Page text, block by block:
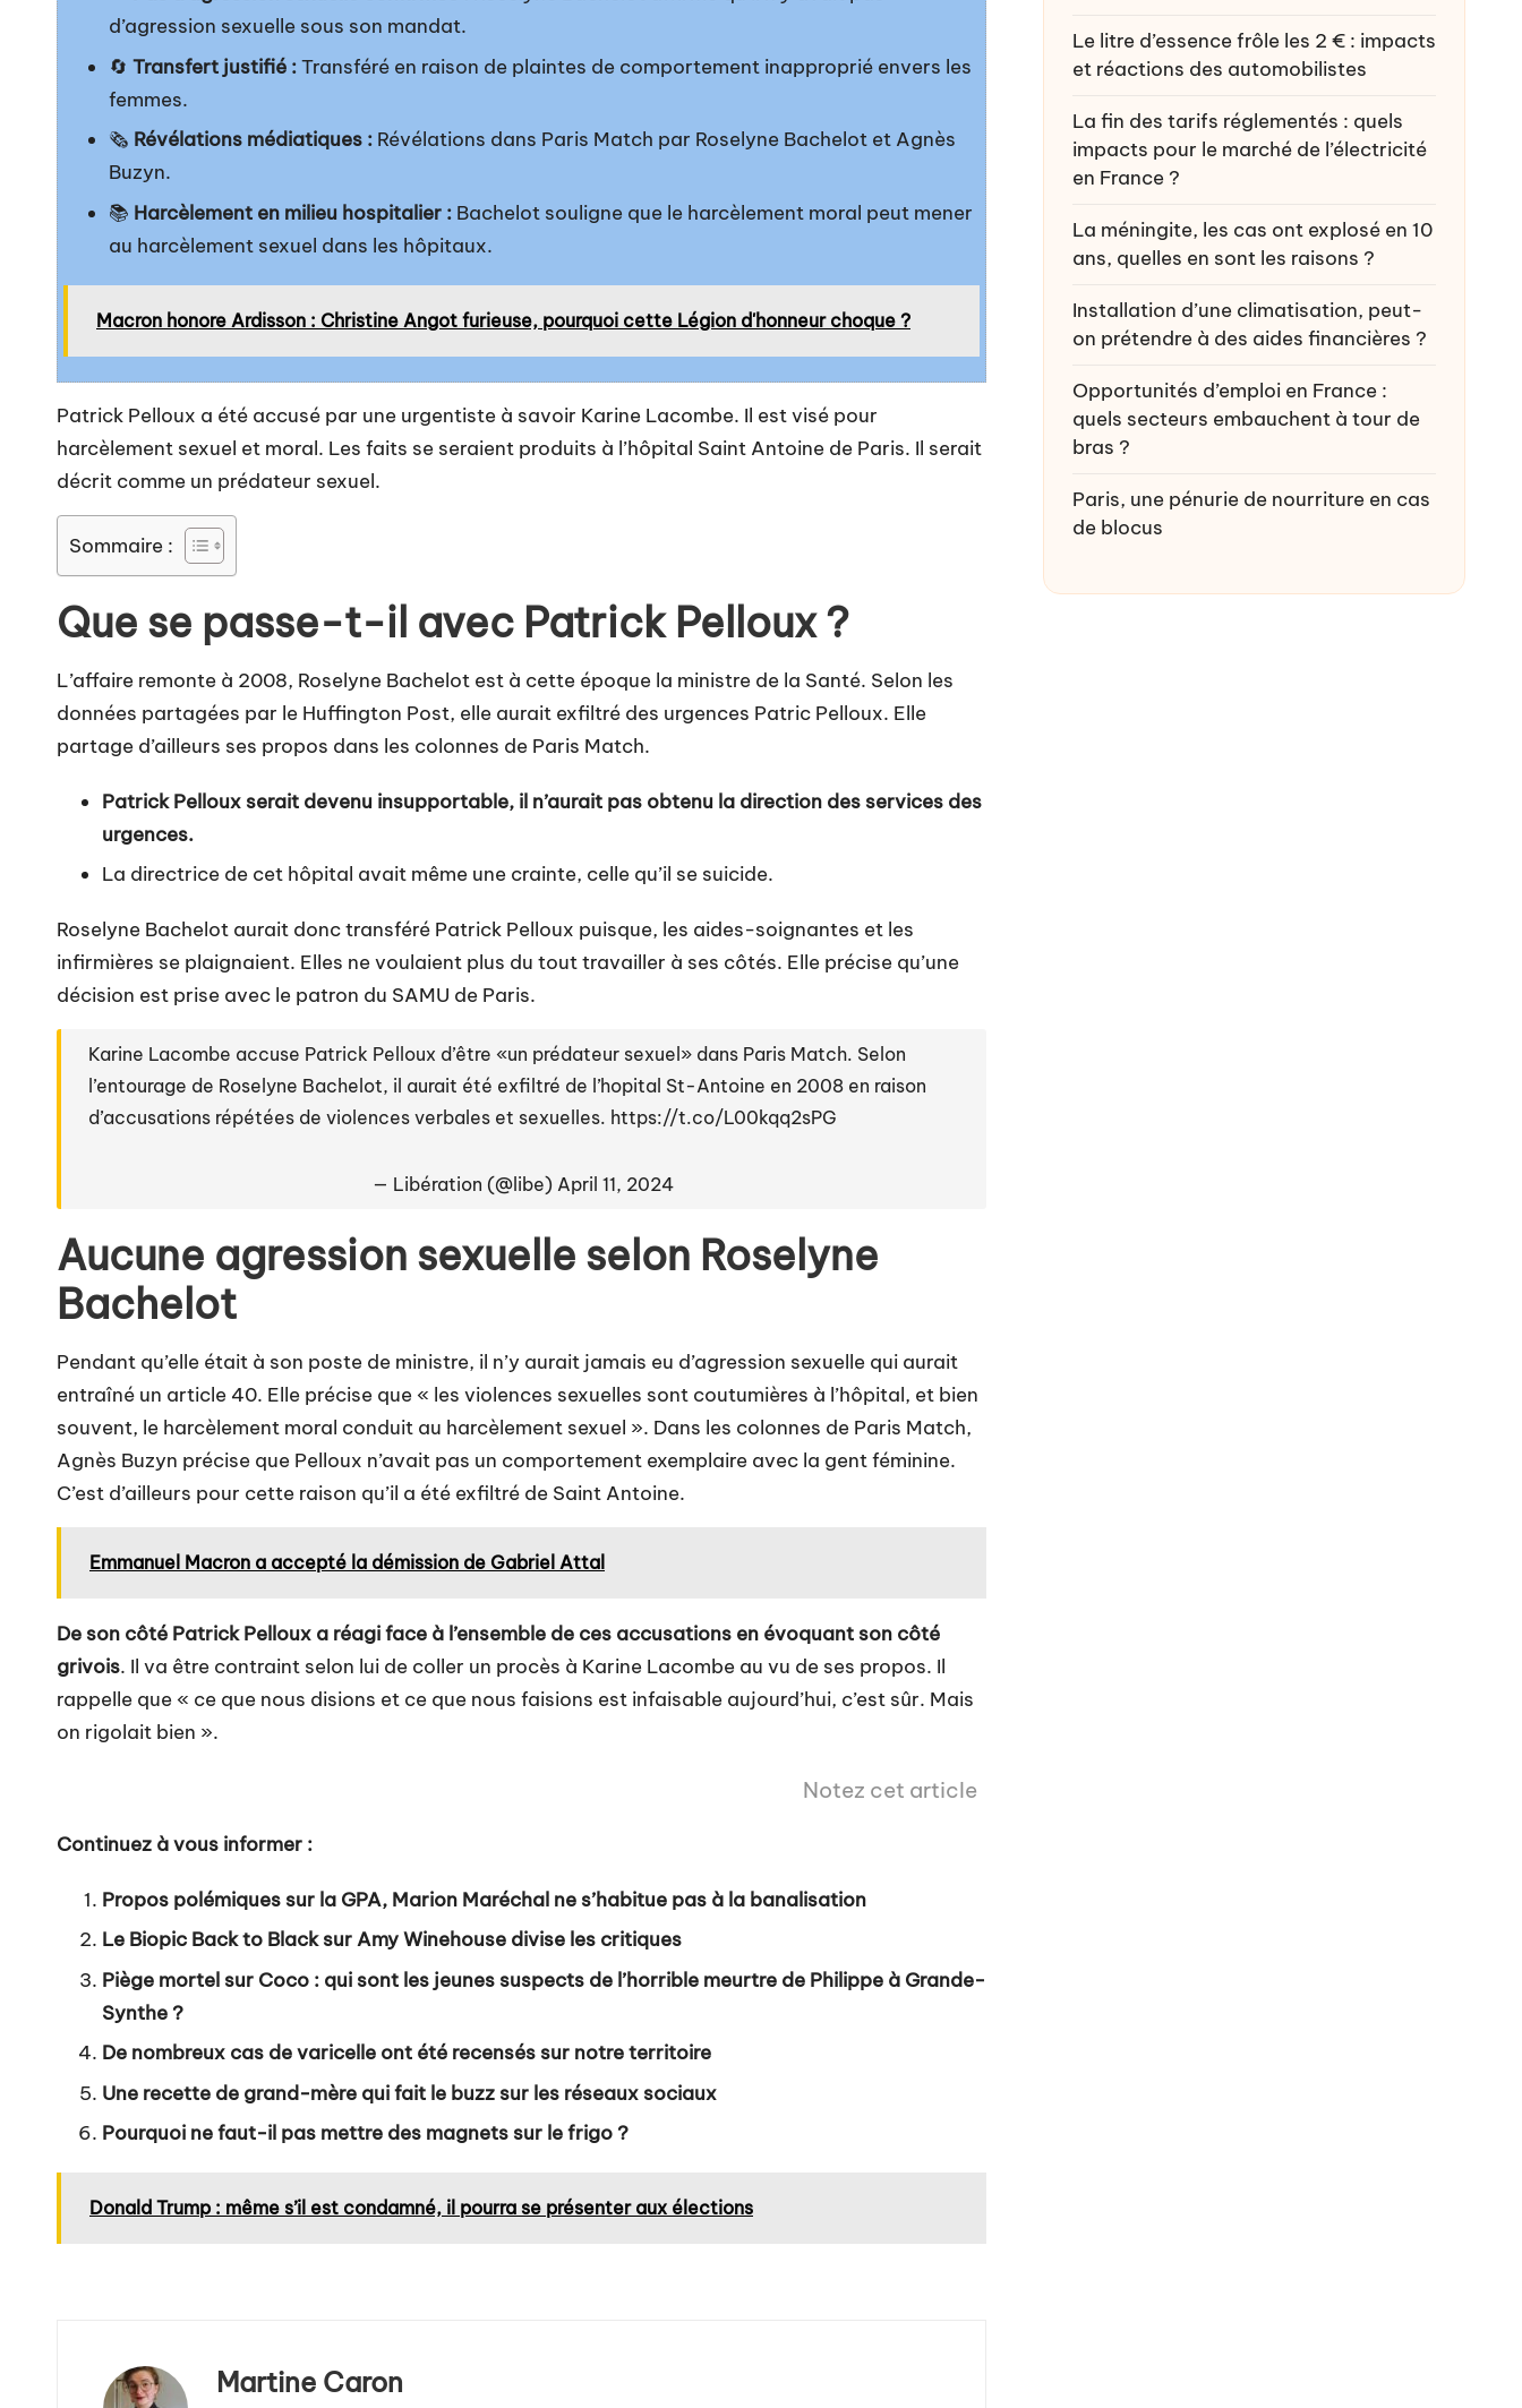
d’agression sexuelle sous son mandat.
🔄 Transfert justifié :Transféré en raison de plaintes de comportement inapproprié envers les
femmes.
🗞️ Révélations médiatiques : Révélations dans Paris Match par Roselyne Bachelot et Agnès
Buzyn.
📚 Harcèlement en milieu hospitalier : Bachelot souligne que le harcèlement moral peut mener
au harcèlement sexuel dans les hôpitaux.
Macron honore Ardisson : Christine Angot furieuse, pourquoi cette Légion d'honneur choque ?
Patrick Pelloux a été accusé par une urgentiste à savoir Karine Lacombe. Il est visé pour
harcèlement sexuel et moral. Les faits se seraient produits à l’hôpital Saint Antoine de Paris. Il serait
décrit comme un prédateur sexuel.
Sommaire :
Que se passe-t-il avec Patrick Pelloux ?
L’affaire remonte à 2008, Roselyne Bachelot est à cette époque la ministre de la Santé. Selon les
données partagées par le Huffington Post, elle aurait exfiltré des urgences Patric Pelloux. Elle
partage d’ailleurs ses propos dans les colonnes de Paris Match.
Patrick Pelloux serait devenu insupportable, il n’aurait pas obtenu la direction des services des
urgences.
La directrice de cet hôpital avait même une crainte, celle qu’il se suicide.
Roselyne Bachelot aurait donc transféré Patrick Pelloux puisque, les aides-soignantes et les
infirmières se plaignaient. Elles ne voulaient plus du tout travailler à ses côtés. Elle précise qu’une
décision est prise avec le patron du SAMU de Paris.
Karine Lacombe accuse Patrick Pelloux d’être «un prédateur sexuel» dans Paris Match. Selon
l’entourage de Roselyne Bachelot, il aurait été exfiltré de l’hopital St-Antoine en 2008 en raison
d’accusations répétées de violences verbales et sexuelles. https://t.co/L00kqq2sPG
— Libération (@libe) April 11, 2024
Aucune agression sexuelle selon Roselyne
Bachelot
Pendant qu’elle était à son poste de ministre, il n’y aurait jamais eu d’agression sexuelle qui aurait
entraîné un article 40. Elle précise que « les violences sexuelles sont coutumières à l’hôpital, et bien
souvent, le harcèlement moral conduit au harcèlement sexuel ». Dans les colonnes de Paris Match,
Agnès Buzyn précise que Pelloux n’avait pas un comportement exemplaire avec la gent féminine.
C’est d’ailleurs pour cette raison qu’il a été exfiltré de Saint Antoine.
Emmanuel Macron a accepté la démission de Gabriel Attal
De son côté Patrick Pelloux a réagi face à l’ensemble de ces accusations en évoquant son côté
grivois. Il va être contraint selon lui de coller un procès à Karine Lacombe au vu de ses propos. Il
rappelle que « ce que nous disions et ce que nous faisions est infaisable aujourd’hui, c’est sûr. Mais
on rigolait bien ».
Notez cet article
Continuez à vous informer :
Propos polémiques sur la GPA, Marion Maréchal ne s’habitue pas à la banalisation
Le Biopic Back to Black sur Amy Winehouse divise les critiques
Piège mortel sur Coco : qui sont les jeunes suspects de l’horrible meurtre de Philippe à Grande-
Synthe ?
De nombreux cas de varicelle ont été recensés sur notre territoire
Une recette de grand-mère qui fait le buzz sur les réseaux sociaux
Pourquoi ne faut-il pas mettre des magnets sur le frigo ?
Donald Trump : même s’il est condamné, il pourra se présenter aux élections
Martine Caron
Le litre d’essence frôle les 2 € : impacts
et réactions des automobilistes
La fin des tarifs réglementés : quels
impacts pour le marché de l’électricité
en France ?
La méningite, les cas ont explosé en 10
ans, quelles en sont les raisons ?
Installation d’une climatisation, peut-
on prétendre à des aides financières ?
Opportunités d’emploi en France :
quels secteurs embauchent à tour de
bras ?
Paris, une pénurie de nourriture en cas
de blocus